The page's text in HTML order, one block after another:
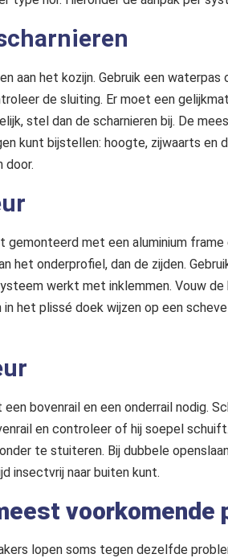
aan het kozijn. Gebruik een
de sluiting. Er moet een
stel dan de scharnieren bij. De
kunt bijstellen: hoogte, zijwaarts en
door.
gemonteerd met een aluminium
het onderprofiel, dan de zijden.
werkt met inklemmen. Vouw
het plissé doek wijzen op een
bovenrail en een onderrail nodig.
en controleer of hij soepel
te stuiteren. Bij dubbele
insectvrij naar buiten kunt.
lopen soms tegen dezelfde